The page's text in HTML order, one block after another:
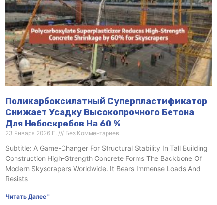
Поликарбоксилатный Суперпластификатор
Снижает Усадку Высокопрочного Бетона
Для Небоскребов На 60 %
23 Января 2026 Г. Без Комментариев
Subtitle: A Game-Changer For Structural Stability In Tall Building
Construction High-Strength Concrete Forms The Backbone Of
Modern Skyscrapers Worldwide. It Bears Immense Loads And
Resists
Читать Далее "